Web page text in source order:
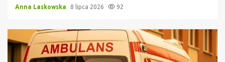
Anna Laskowska 8 lipca 2026 92